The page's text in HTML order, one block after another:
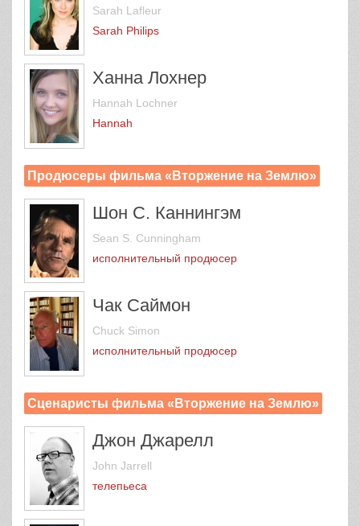
Sarah Lafleur
Sarah Philips
Ханна Лохнер
Hannah Lochner
Hannah
Продюсеры фильма «Вторжение на Землю»
Шон С. Каннингэм
Sean S. Cunningham
исполнительный продюсер
Чак Саймон
Chuck Simon
исполнительный продюсер
Сценаристы фильма «Вторжение на Землю»
Джон Джарелл
John Jarrell
телепьеса